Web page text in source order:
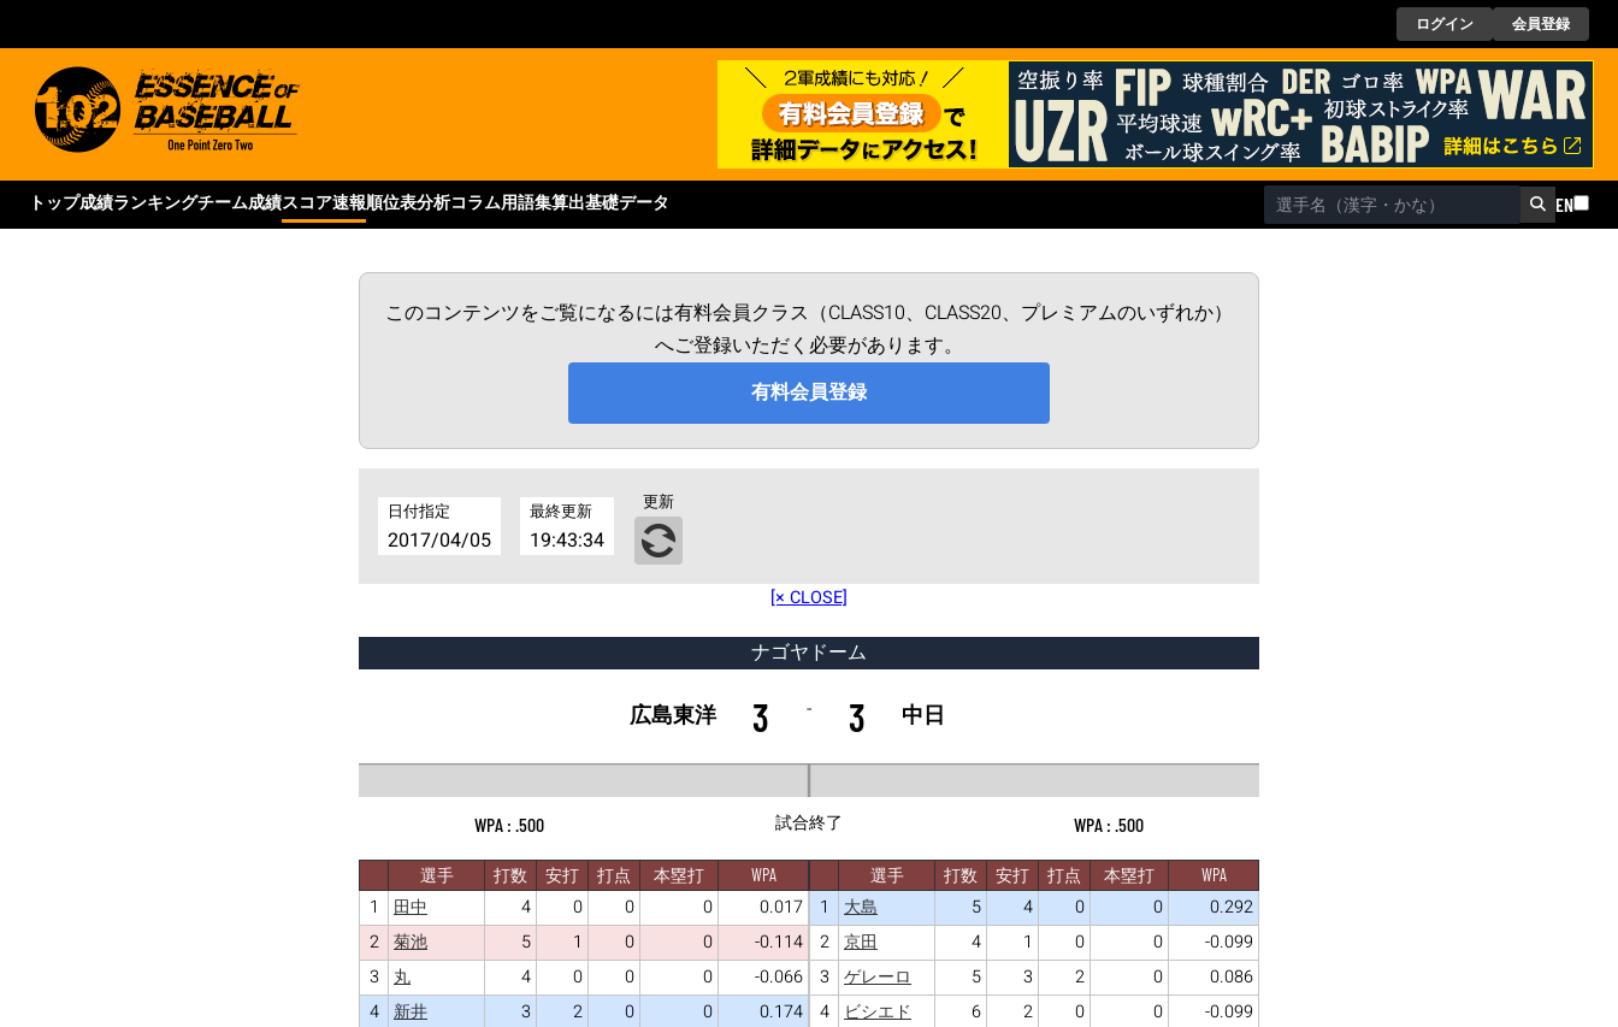
ログイン 会員登録
トップ成績ランキングチーム成績スコア速報順位表分析コラム用語集算出基礎データ EN
このコンテンツをご覧になるには有料会員クラス（CLASS10、CLASS20、プレミアムのいずれか）
へご登録いただく必要があります。
有料会員登録
日付指定
2017/04/05
最終更新
19:43:34
更新
[× CLOSE]
ナゴヤドーム
広島東洋 3 - 3 中日
.500 試合終了 .500
選手 打数 安打 打点 本塁打 WPA
1 田中 4 0 0 0
0.017
2
菊池 5 1 0 0
-0.114
3
丸 4 0 0 0
-0.066
4
新井 3 2 0 0 0.174
選手 打数 安打 打点 本塁打 WPA
1 大島 5 4 0 0
0.292
2
京田 4 1 0 0
-0.099
3
ゲレーロ 5 3 2 0
0.086
4
ビシエド 6 2 0 0
-0.099